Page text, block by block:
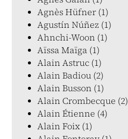
Agnès Hüfner (1)
Agustín Núñez (1)
Ahnchi-Woon (1)
Aïssa Maïga (1)
Alain Astruc (1)
Alain Badiou (2)
Alain Busson (1)
Alain Crombecque (2)
Alain Étienne (4)
Alain Foix (1)